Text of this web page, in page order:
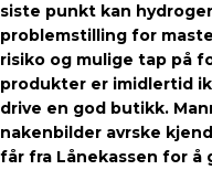
siste punkt kan
problemstilling for
risiko og mulige tap på
produkter er imidlertid
drive en god butikk.
nakenbilder avrske
får fra Lånekassen for å